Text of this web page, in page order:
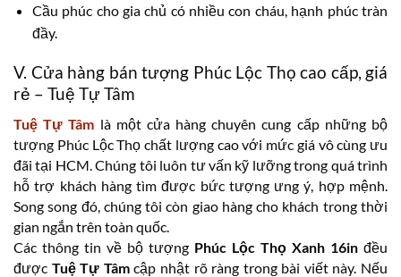
Cầu phúc cho gia chủ có nhiều con cháu, hạnh phúc tràn
đầy.
V. Cửa hàng bán tượng Phúc Lộc Thọ cao cấp, giá
rẻ – Tuệ Tự Tâm
Tuệ Tự Tâm là một cửa hàng chuyên cung cấp những bộ
tượng Phúc Lộc Thọ chất lượng cao với mức giá vô cùng ưu
đãi tại HCM. Chúng tôi luôn tư vấn kỹ lưỡng trong quá trình
hỗ trợ khách hàng tìm được bức tượng ưng ý, hợp mệnh.
Song song đó, chúng tôi còn giao hàng cho khách trong thời
gian ngắn trên toàn quốc.
Các thông tin về bộ tượng Phúc Lộc Thọ Xanh 16in đều
được Tuệ Tự Tâmcập nhật rõ ràng trong bài viết này. Nếu